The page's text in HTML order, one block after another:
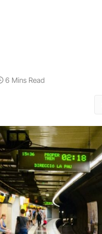
6 Mins Read